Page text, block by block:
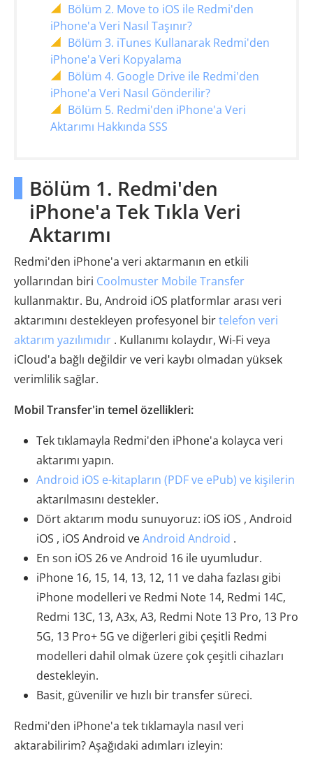
Bölüm 2. Move to iOS ile Redmi'den
iPhone'a Veri Nasıl Taşınır?
Bölüm 3. iTunes Kullanarak Redmi'den
iPhone'a Veri Kopyalama
Bölüm 4. Google Drive ile Redmi'den
iPhone'a Veri Nasıl Gönderilir?
Bölüm 5. Redmi'den iPhone'a Veri
Aktarımı Hakkında SSS
Bölüm 1. Redmi'den
iPhone'a Tek Tıkla Veri
Aktarımı
Redmi'den iPhone'a veri aktarmanın en etkili
yollarından biri Coolmuster Mobile Transfer
kullanmaktır. Bu, Android iOS platformlar arası veri
aktarımını destekleyen profesyonel birtelefon veri
aktarım yazılımıdır . Kullanımı kolaydır, Wi-Fi veya
iCloud'a bağlı değildir ve veri kaybı olmadan yüksek
verimlilik sağlar.
Mobil Transfer'in temel özellikleri:
Tek tıklamayla Redmi'den iPhone'a kolayca veri
aktarımı yapın.
Android iOS e-kitapların (PDF ve ePub) ve kişilerin
aktarılmasını destekler.
Dört aktarım modu sunuyoruz: iOS iOS , Android
iOS , iOS Android veAndroid Android .
En son iOS 26 ve Android 16 ile uyumludur.
iPhone 16, 15, 14, 13, 12, 11 ve daha fazlası gibi
iPhone modelleri ve Redmi Note 14, Redmi 14C,
Redmi 13C, 13, A3x, A3, Redmi Note 13 Pro, 13 Pro
5G, 13 Pro+ 5G ve diğerleri gibi çeşitli Redmi
modelleri dahil olmak üzere çok çeşitli cihazları
destekleyin.
Basit, güvenilir ve hızlı bir transfer süreci.
Redmi'den iPhone'a tek tıklamayla nasıl veri
aktarabilirim? Aşağıdaki adımları izleyin: